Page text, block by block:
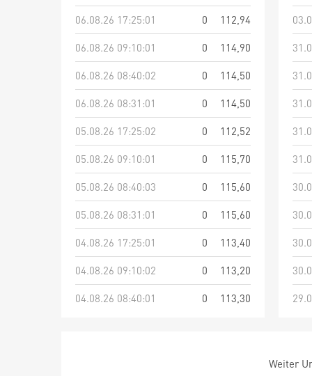
06.08.26 17:25:01
0
112,94
06.08.26 09:10:01
0
114,90
06.08.26 08:40:02
0
114,50
06.08.26 08:31:01
0
114,50
05.08.26 17:25:02
0
112,52
05.08.26 09:10:01
0
115,70
05.08.26 08:40:03
0
115,60
05.08.26 08:31:01
0
115,60
04.08.26 17:25:01
0
113,40
04.08.26 09:10:02
0
113,20
04.08.26 08:40:01
0 113,30
Weiter